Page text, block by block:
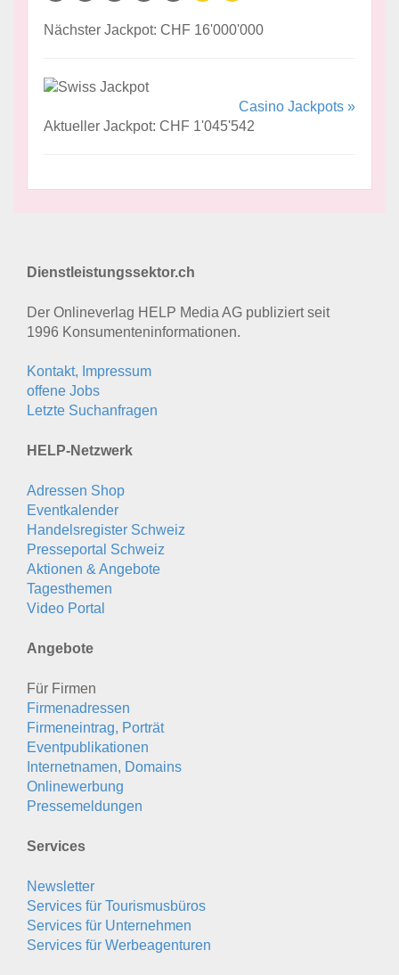
Nächster Jackpot: CHF 16'000'000
Casino Jackpots »
Aktueller Jackpot: CHF 1'045'542
Dienstleistungssektor.ch
Der Onlineverlag HELP Media AG publiziert seit
1996 Konsumenten­informationen.
Kontakt, Impressum
offene Jobs
Letzte Suchanfragen
HELP-Netzwerk
Adressen Shop
Eventkalender
Handelsregister Schweiz
Presseportal Schweiz
Aktionen & Angebote
Tagesthemen
Video Portal
Angebote
Für Firmen
Firmenadressen
Firmeneintrag, Porträt
Eventpublikationen
Internetnamen, Domains
Onlinewerbung
Pressemeldungen
Services
Newsletter
Services für Tourismusbüros
Services für Unternehmen
Services für Werbeagenturen